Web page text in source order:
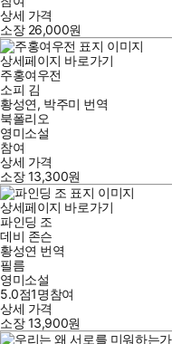
상세 가격
소장 26,000원
상세페이지 바로가기
주홍여우전
소피 김
황성연, 박주미 번역
북폴리오
영미소설
참여
상세 가격
소장13,300원
상세페이지 바로가기
파인딩 조
데비 존슨
황성연 번역
필름
영미소설
5.0점1명참여
상세 가격
소장13,900원